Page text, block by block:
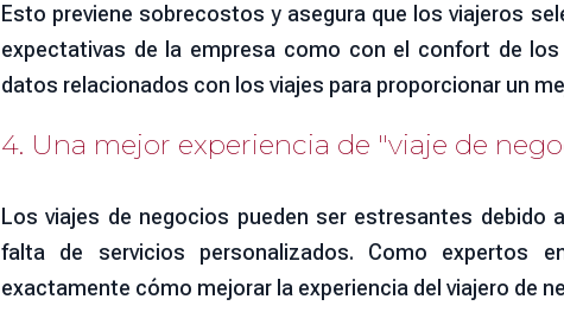
Esto previene sobrecostos y asegura que los viajeros
expectativas de la empresa como con el confort de
datos relacionados con los viajes para proporcionar un
4. Una mejor experiencia de "viaje de
Los viajes de negocios pueden ser estresantes
falta de servicios personalizados. Como expertos
exactamente cómo mejorar la experiencia del viajero de